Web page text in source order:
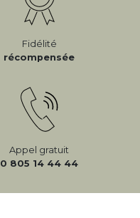
Fidélité
récompensée
Appel gratuit
0 805 14 44 44